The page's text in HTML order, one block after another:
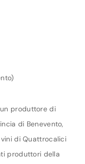
un produttore di
di Benevento,
di Quattrocalici
produttori della